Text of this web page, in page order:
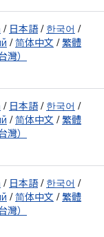
/ 日本語/ 한국어 /
/简体中文 / 繁體
灣）
/ 日本語/ 한국어 /
/简体中文 / 繁體
灣）
/ 日本語/ 한국어 /
/简体中文 / 繁體
灣）